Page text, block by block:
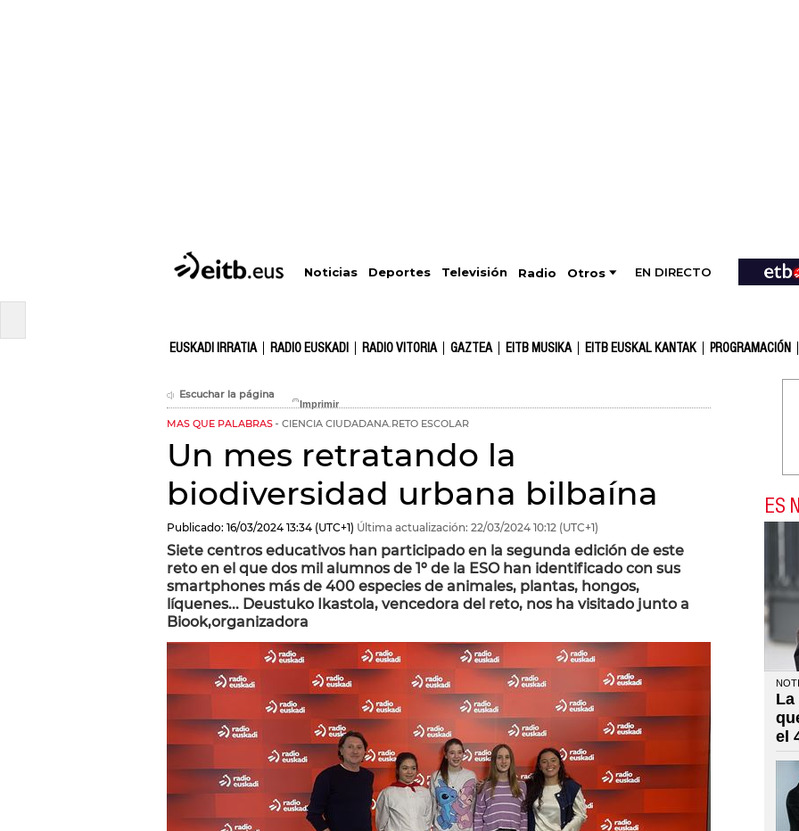
Noticias Deportes Televisión Radio Otros EN DIRECTO
EUSKADI IRRATIA RADIO EUSKADI RADIO VITORIA GAZTEA EITB MUSIKA EITB EUSKAL KANTAK PROGRAMACIÓN
Escuchar la página
MAS QUE PALABRAS CIENCIA CIUDADANA.RETO ESCOLAR
Un mes retratando la
biodiversidad urbana bilbaína
Publicado: 16/03/2024 13:34 (UTC+1) Última actualización: 22/03/2024 10:12 (UTC+1)
Siete centros educativos han participado en la segunda edición de este
reto en el que dos mil alumnos de 1º de la ESO han identificado con sus
smartphones más de 400 especies de animales, plantas, hongos,
líquenes... Deustuko Ikastola, vencedora del reto, nos ha visitado junto a
Biook,organizadora
ES
La
el